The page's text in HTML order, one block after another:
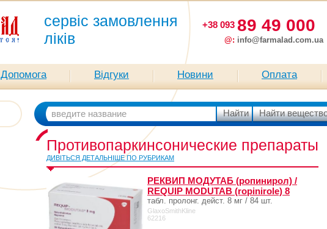
сервіс замовлення
ліків
+38 093 89 49 000
@: info@farmalad.com.ua
Допомога Відгуки Новини Оплата
Противопаркинсонические препараты
ДИВІТЬСЯ ДЕТАЛЬНІШЕ ПО РУБРИКАМ
РЕКВИП МОДУТАБ (ропинирол) /
REQUIP MODUTAB (ropinirole) 8
табл. пролонг. дейст. 8 мг / 84 шт.
GlaxoSmithKline
62216